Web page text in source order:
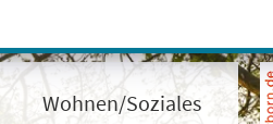
Wohnen/Soziales